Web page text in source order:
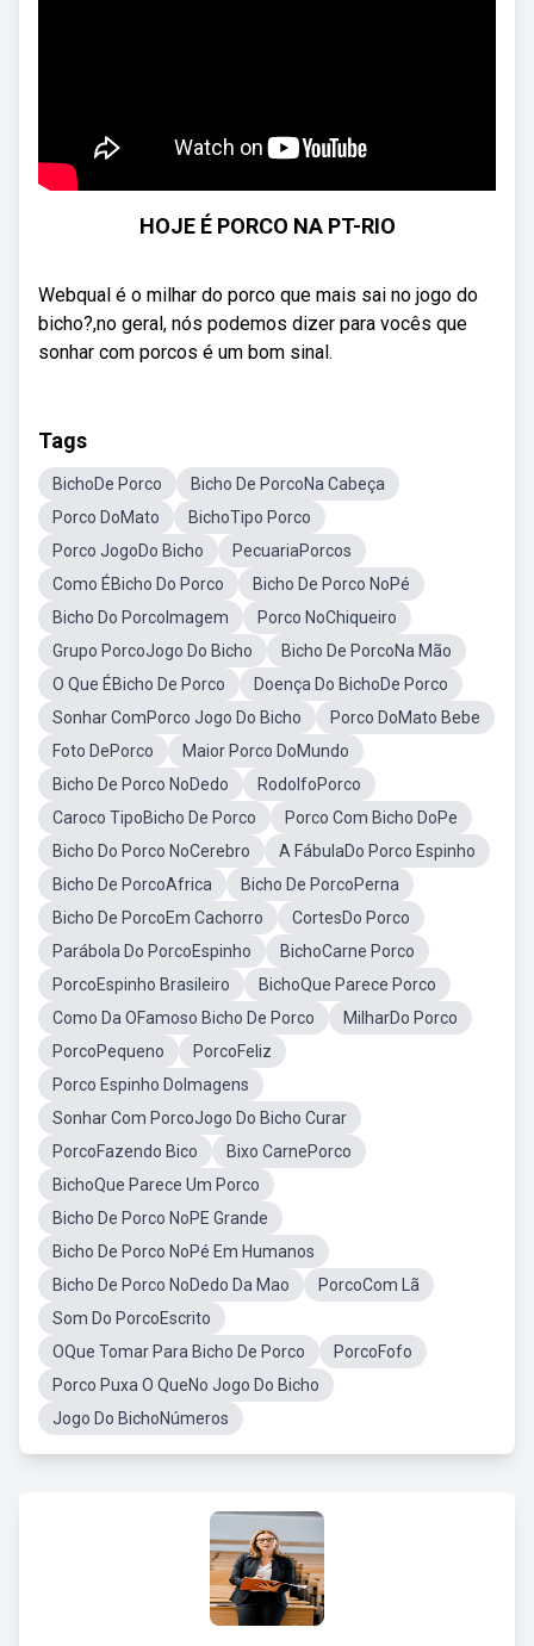
HOJE É PORCO NA PT-RIO
Webqual é o milhar do porco que mais sai no jogo do
bicho?,no geral, nós podemos dizer para vocês que
sonhar com porcos é um bom sinal.
Tags
BichoDe Porco
Bicho De PorcoNa Cabeça
Porco DoMato
BichoTipo Porco
Porco JogoDo Bicho
PecuariaPorcos
Como ÉBicho Do Porco
Bicho De Porco NoPé
Bicho Do PorcoImagem
Porco NoChiqueiro
Grupo PorcoJogo Do Bicho
Bicho De PorcoNa Mão
O Que ÉBicho De Porco
Doença Do BichoDe Porco
Sonhar ComPorco Jogo Do Bicho
Porco DoMato Bebe
Foto DePorco
Maior Porco DoMundo
Bicho De Porco NoDedo
RodolfoPorco
Caroco TipoBicho De Porco
Porco Com Bicho DoPe
Bicho Do Porco NoCerebro
A FábulaDo Porco Espinho
Bicho De PorcoAfrica
Bicho De PorcoPerna
Bicho De PorcoEm Cachorro
CortesDo Porco
Parábola Do PorcoEspinho
BichoCarne Porco
PorcoEspinho Brasileiro
BichoQue Parece Porco
Como Da OFamoso Bicho De Porco
MilharDo Porco
PorcoPequeno
PorcoFeliz
Porco Espinho DoImagens
Sonhar Com PorcoJogo Do Bicho Curar
PorcoFazendo Bico
Bixo CarnePorco
BichoQue Parece Um Porco
Bicho De Porco NoPE Grande
Bicho De Porco NoPé Em Humanos
Bicho De Porco NoDedo Da Mao
PorcoCom Lã
Som Do PorcoEscrito
OQue Tomar Para Bicho De Porco
PorcoFofo
Porco Puxa O QueNo Jogo Do Bicho
Jogo Do BichoNúmeros